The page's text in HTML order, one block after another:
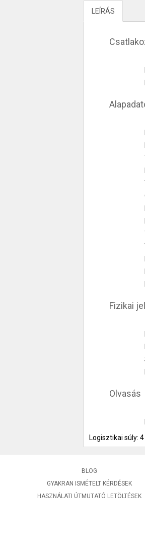
LEÍRÁS
Fizikai
Olvasás
Logisztikai súly: 4
BLOG
GYAKRAN ISMÉTELT KÉRDÉSEK
HASZNÁLATI ÚTMUTATÓ LETÖLTÉSEK